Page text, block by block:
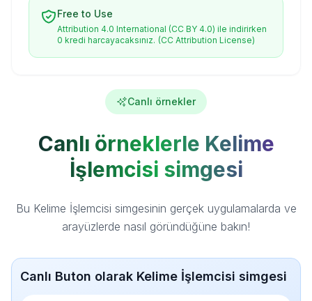
Free to Use
Attribution 4.0 International (CC BY 4.0) ile indirirken
0 kredi harcayacaksınız. (CC Attribution License)
Canlı örnekler
Canlı örneklerle Kelime
İşlemcisi simgesi
Bu Kelime İşlemcisi simgesinin gerçek uygulamalarda ve
arayüzlerde nasıl göründüğüne bakın!
Canlı Buton olarak Kelime İşlemcisi simgesi